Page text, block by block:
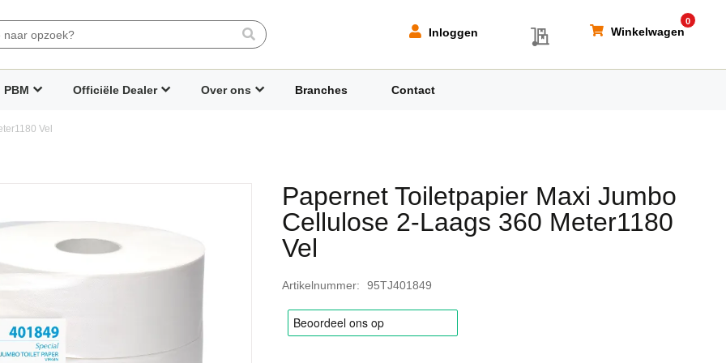
Winkelwagen
0
My Quote
Inloggen
Search
PBM Officiële Dealer Over ons Branches Contact
Vel
Papernet Toiletpapier Maxi Jumbo
Cellulose 2-Laags 360 Meter1180
Vel
Artikelnummer 95TJ401849